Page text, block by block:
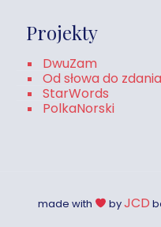
Projekty
DwuZam
Od słowa do zdania
StarWords
PolkaNorski
made with byJCD